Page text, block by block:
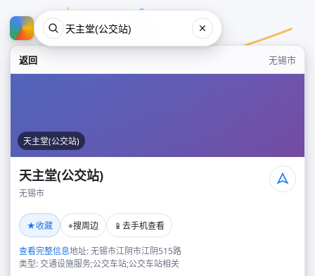
返回 无锡市
天主堂(公交站)
天主堂(公交站)
无锡市
★收藏 ⌖搜周边 📱 去手机查看
查看完整信息地址: 无锡市江阴市江阴515路
类型: 交通设施服务;公交车站;公交车站相关